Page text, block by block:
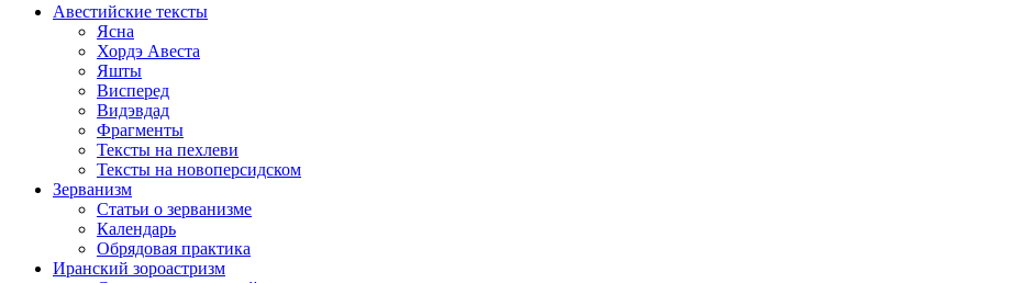
Авестийские тексты
Ясна
Хордэ Авеста
Яшты
Висперед
Видэвдад
Фрагменты
Тексты на пехлеви
Тексты на новоперсидском
Зерванизм
Статьи о зерванизме
Календарь
Обрядовая практика
Иранский зороастризм